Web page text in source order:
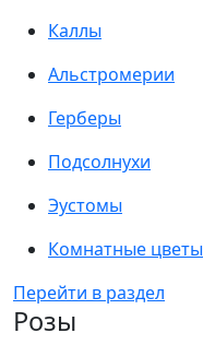
Каллы
Альстромерии
Герберы
Подсолнухи
Эустомы
Комнатные цветы
Перейти в раздел
Розы